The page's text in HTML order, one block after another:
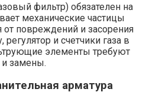
фильтр) обязателен на
механические частицы
от повреждений и засорения
и счетчики газа в
элементы требуют
и замены.
арматура